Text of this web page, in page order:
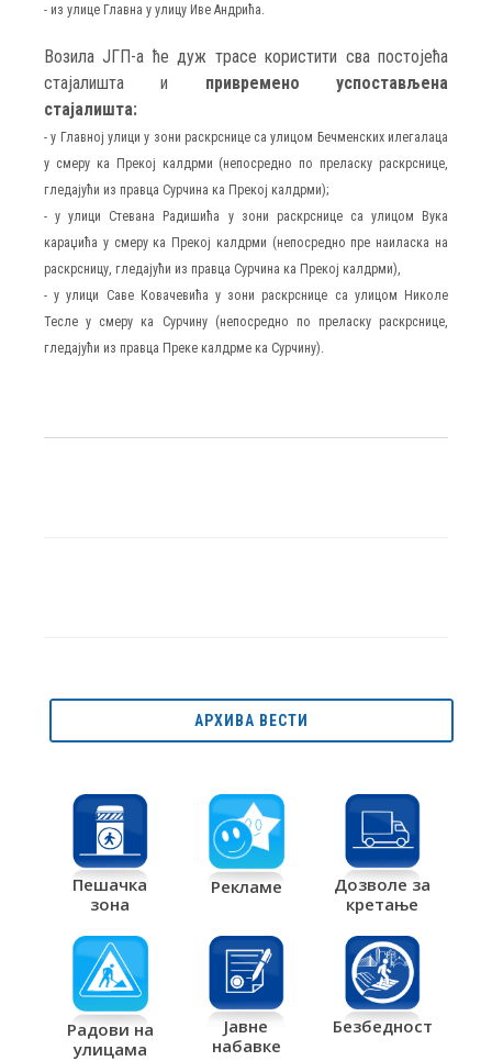
- из улице Главна у улицу Иве Андрића.
Возила ЈГП-а ће дуж трасе користити сва постојећа
стајалишта и привремено успостављена
стајалишта:
-у Главној улици у зони раскрснице са улицом Бечменских илегалаца
у смеру ка Прекој калдрми (непосредно по преласку раскрснице,
гледајући из правца Сурчина ка Прекој калдрми);
-у улици Стевана Радишића у зони раскрснице са улицом Вука
караџића у смеру ка Прекој калдрми (непосредно пре наиласка на
раскрсницу, гледајући из правца Сурчина ка Прекој калдрми),
-у улици Саве Ковачевића у зони раскрснице са улицом Николе
Тесле у смеру ка Сурчину (непосредно по преласку раскрснице,
гледајући из правца Преке калдрме ка Сурчину).
АРХИВА ВЕСТИ
Пешачка
зона
Рекламе
Дозволе за
кретање
Радови на
улицама
Јавне
набавке
Безбедност